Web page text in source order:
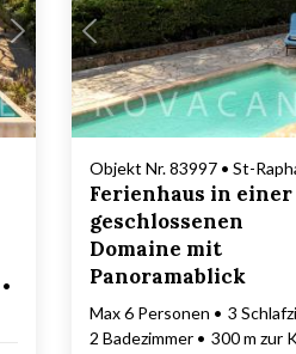
Lädt ...
Objekt Nr. 83997 • St-
Ferienhaus in einer
geschlossenen
Domaine mit
Panoramablick
Max 6 Personen
3
2 Badezimmer
300 m zur